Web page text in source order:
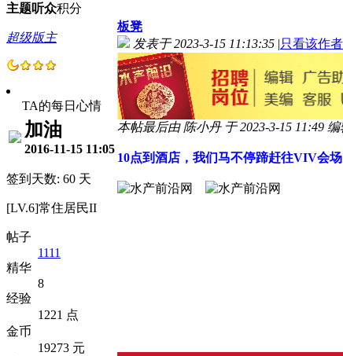
主题听众积分
超级版主
TA的每日心情
加油
2016-11-15 11:05
签到天数: 60 天
[LV.6]常住居民II
帖子
1111
精华
8
经验
1221 点
金币
19273 元
板凳
发表于 2023-3-15 11:13:35 |只看该作者
本帖最后由 陈小丹 于 2023-3-15 11:49 编
10点到酒店，我们马不停蹄赶往VIV会